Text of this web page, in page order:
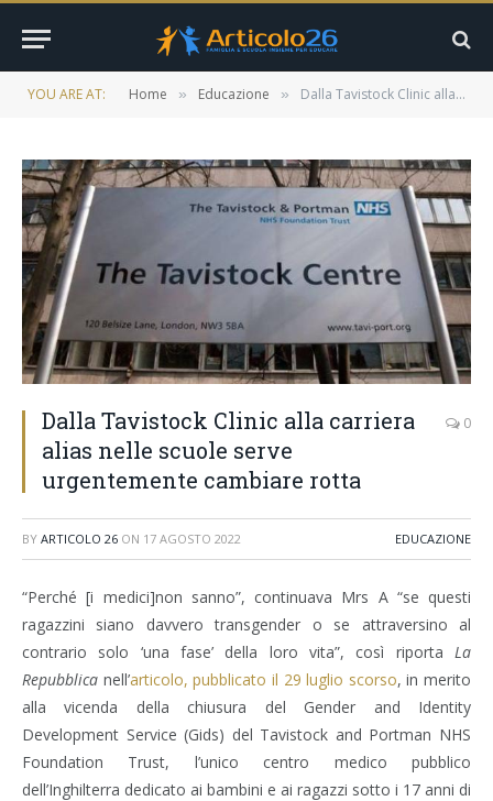
YOU ARE AT: Home » Educazione » Dalla Tavistock Clinic alla carriera alias nelle scuole serve urgentemente cambiare rotta
Dalla Tavistock Clinic alla carriera
alias nelle scuole serve
urgentemente cambiare rotta
0
BY ARTICOLO 26 ON 17 AGOSTO 2022 EDUCAZIONE
“Perché [i medici]non sanno”, continuava Mrs A “se questi
ragazzini siano davvero transgender o se attraversino al
contrario solo ‘una fase’ della loro vita”, così riporta La
Repubblica nell’articolo, pubblicato il 29 luglio scorso, in merito
alla vicenda della chiusura del Gender and Identity
Development Service (Gids) del Tavistock and Portman NHS
Foundation Trust, l’unico centro medico pubblico
dell’Inghilterra dedicato ai bambini e ai ragazzi sotto i 17 anni di